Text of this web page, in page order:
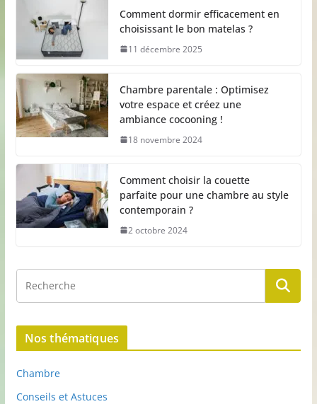
Comment dormir efficacement en
choisissant le bon matelas ?
11 décembre 2025
Chambre parentale : Optimisez
votre espace et créez une
ambiance cocooning !
18 novembre 2024
Comment choisir la couette
parfaite pour une chambre au style
contemporain ?
2 octobre 2024
Nos thématiques
Chambre
Conseils et Astuces